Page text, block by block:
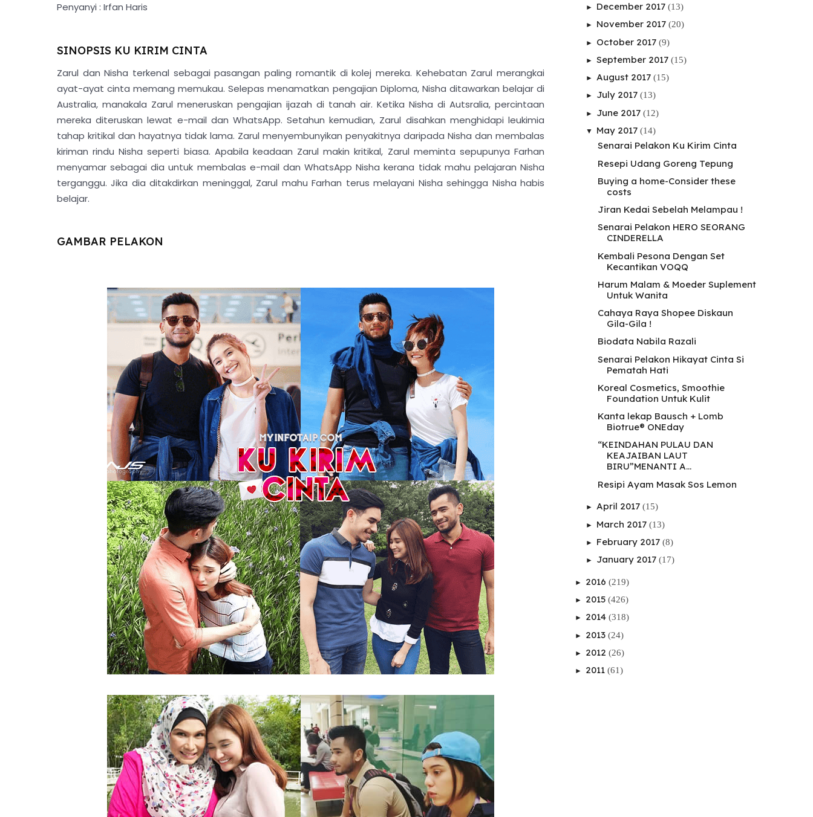
Penyanyi : Irfan Haris
SINOPSIS KU KIRIM CINTA
Zarul dan Nisha terkenal sebagai pasangan paling romantik di kolej mereka. Kehebatan Zarul merangkai
ayat-ayat cinta memang memukau. Selepas menamatkan pengajian Diploma, Nisha ditawarkan belajar di
Australia, manakala Zarul meneruskan pengajian ijazah di tanah air. Ketika Nisha di Autsralia, percintaan
mereka diteruskan lewat e-mail dan WhatsApp. Setahun kemudian, Zarul disahkan menghidapi leukimia
tahap kritikal dan hayatnya tidak lama. Zarul menyembunyikan penyakitnya daripada Nisha dan membalas
kiriman rindu Nisha seperti biasa. Apabila keadaan Zarul makin kritikal, Zarul meminta sepupunya Farhan
menyamar sebagai dia untuk membalas e-mail dan WhatsApp Nisha kerana tidak mahu pelajaran Nisha
terganggu. Jika dia ditakdirkan meninggal, Zarul mahu Farhan terus melayani Nisha sehingga Nisha habis
belajar.
GAMBAR PELAKON
► December 2017 (13)
► November 2017 (20)
► October 2017 (9)
► September 2017 (15)
► August 2017 (15)
► July 2017 (13)
► June 2017 (12)
▼ May 2017 (14)
Senarai Pelakon Ku Kirim Cinta
Resepi Udang Goreng Tepung
Buying a home-Consider these
costs
Jiran Kedai Sebelah Melampau !
Senarai Pelakon HERO SEORANG
CINDERELLA
Kembali Pesona Dengan Set
Kecantikan VOQQ
Harum Malam & Moeder Suplement
Untuk Wanita
Cahaya Raya Shopee Diskaun
Gila-Gila !
Biodata Nabila Razali
Senarai Pelakon Hikayat Cinta Si
Pematah Hati
Koreal Cosmetics, Smoothie
Foundation Untuk Kulit
Kanta lekap Bausch + Lomb
Biotrue® ONEday
“KEINDAHAN PULAU DAN
KEAJAIBAN LAUT
BIRU”MENANTI A...
Resipi Ayam Masak Sos Lemon
► April 2017 (15)
► March 2017 (13)
► February 2017 (8)
► January 2017 (17)
► 2016 (219)
► 2015 (426)
► 2014 (318)
► 2013 (24)
► 2012 (26)
► 2011 (61)